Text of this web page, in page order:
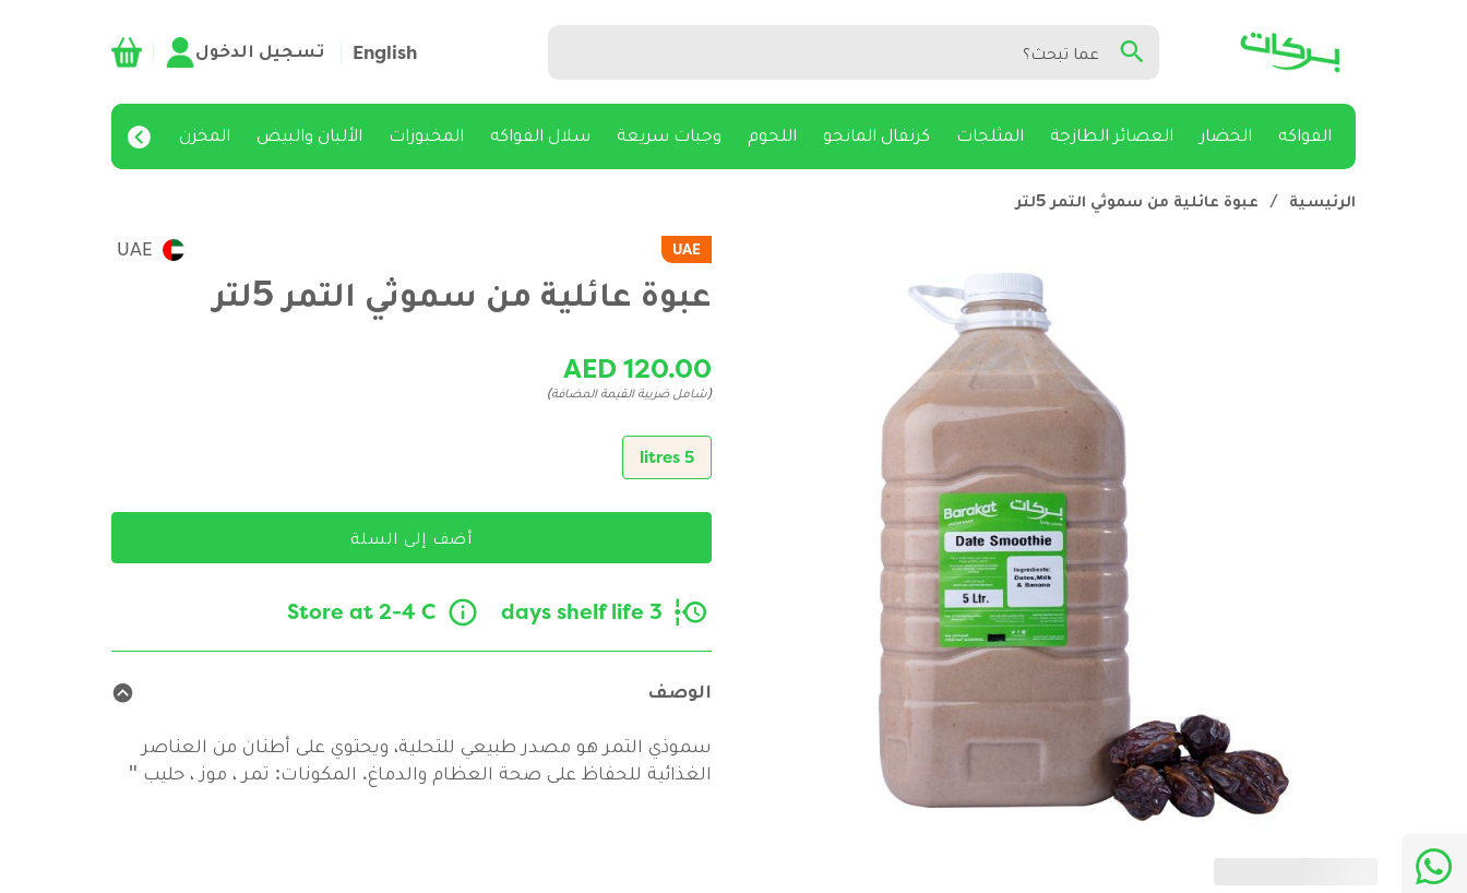
English تسجيل الدخول
الفواكه الخضار العصائر الطازجة المثلجات كرنفال المانجو اللحوم وجبات سريعة سلال الفواكه المخبوزات الألبان والبيض المخزن شراء بالجملة
الرئيسية / عبوة عائلية من سموثي التمر 5لتر
UAE
UAE
عبوة عائلية من سموثي التمر 5لتر
AED 120.00
(شامل ضريبة القيمة المضافة)
5 litres
أضف إلى السلة
3 days shelf life
Store at 2-4 C
الوصف
سموذي التمر هو مصدر طبيعي للتحلية، ويحتوي على أطنان من العناصر
الغذائية للحفاظ على صحة العظام والدماغ. المكونات: تمر ، موز ، حليب "